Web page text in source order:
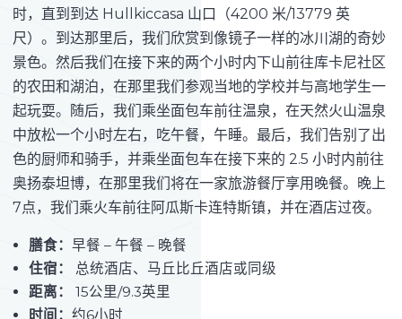
时，直到到达 Hullkiccasa 山口（4200 米/13779 英
尺）。到达那里后，我们欣赏到像镜子一样的冰川湖的奇妙
景色。然后我们在接下来的两个小时内下山前往库卡尼社区
的农田和湖泊，在那里我们参观当地的学校并与高地学生一
起玩耍。随后，我们乘坐面包车前往温泉，在天然火山温泉
中放松一个小时左右，吃午餐，午睡。最后，我们告别了出
色的厨师和骑手，并乘坐面包车在接下来的 2.5 小时内前往
奥扬泰坦博，在那里我们将在一家旅游餐厅享用晚餐。晚上
7点，我们乘火车前往阿瓜斯卡连特斯镇，并在酒店过夜。
膳食： 早餐 – 午餐 – 晚餐
住宿：
总统酒店、马丘比丘酒店或同级
距离：
15公里/9.3英里
时间： 约6小时